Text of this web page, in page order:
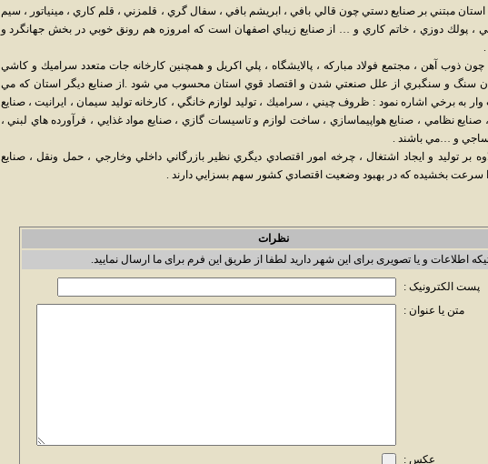
استان مبتني بر صنايع دستي چون قالي بافي ، ابريشم بافي ، سفال گري ، قلمزني ، قلم كاري ، مينياتور ، سيم
، پولك دوزي ، خاتم كاري و … از صنايع زيباي اصفهان است كه امروزه هم رونق خوبي در بخش جهانگرد و
چون ذوب آهن ، مجتمع فولاد مباركه ، پالايشگاه ، پلي اكريل و همچنين كارخانه جات متعدد سراميك و كاشي
سنگ و سنگبري از علل صنعتي شدن و اقتصاد قوي استان محسوب مي شود .از صنايع ديگر استان كه مي
به برخي اشاره نمود : ظروف چيني ، سراميك ، توليد لوازم خانگي ، كارخانه توليد سيمان ، ايرانيت ، صنايع
نظامي ، صنايع هواپيماسازي ، ساخت لوازم و تاسيسات گازي ، صنايع مواد غذايي ، فرآورده هاي لبني ،
و …مي باشند .
بر توليد و ايجاد اشتغال ، چرخه امور اقتصادي ديگري نظير بازرگاني داخلي وخارجي ، حمل ونقل ، صنايع
سرعت بخشيده كه در بهبود وضعيت اقتصادي كشور سهم بسزايي دارند .
نظرات
اطلاعات و یا تصویری برای این شهر دارید لطفا از طریق این فرم برای ما ارسال نمایید.
پست الکترونیک :
متن یا عنوان :
عکس :